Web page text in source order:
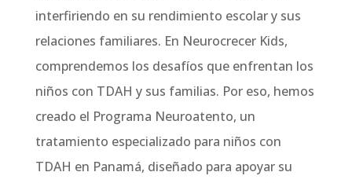
interfiriendo en su rendimiento escolar y sus
relaciones familiares. En Neurocrecer Kids,
comprendemos los desafíos que enfrentan los
niños con TDAH y sus familias. Por eso, hemos
creado el Programa Neuroatento, un
tratamiento especializado para niños con
TDAH en Panamá, diseñado para apoyar su